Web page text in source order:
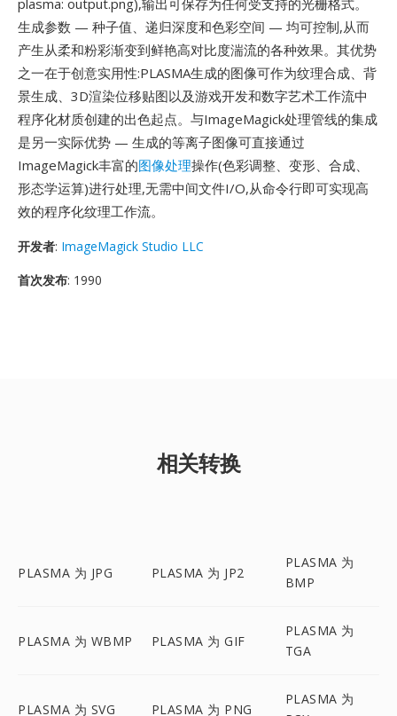
plasma: output.png),输出可保存为任何受支持的光栅格式。
生成参数 — 种子值、递归深度和色彩空间 — 均可控制,从而
产生从柔和粉彩渐变到鲜艳高对比度湍流的各种效果。其优势
之一在于创意实用性:PLASMA生成的图像可作为纹理合成、背
景生成、3D渲染位移贴图以及游戏开发和数字艺术工作流中
程序化材质创建的出色起点。与ImageMagick处理管线的集成
是另一实际优势 — 生成的等离子图像可直接通过
ImageMagick丰富的图像处理操作(色彩调整、变形、合成、
形态学运算)进行处理,无需中间文件I/O,从命令行即可实现高
效的程序化纹理工作流。
开发者: ImageMagick Studio LLC
首次发布: 1990
相关转换
PLASMA 为 JPG PLASMA 为 JP2
PLASMA 为
BMP
PLASMA 为 WBMP PLASMA 为 GIF
PLASMA 为
TGA
PLASMA 为 SVG PLASMA 为 PNG
PLASMA 为